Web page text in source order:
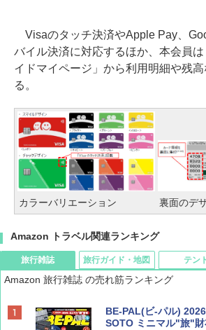
Visaのタッチ決済やApple Pay、
バイル決済に対応するほか、本会員
イドマイページ」から利用明細や残
る。
カラーバリエーション 裏面のデ
Amazon トラベル関連ランキング
旅行雑誌
Amazon 旅行雑誌 の売れ筋ランキング
BE-PAL(ビ-パル)
SOTO ミニマル"旅"財
旅行ガイド・地図 テン